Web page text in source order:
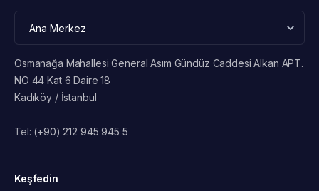
Osmanağa Mahallesi General Asım Gündüz Caddesi Alkan APT.
NO 44 Kat 6 Daire 18
Kadıköy / İstanbul
Tel: (+90) 212 945 945 5
Keşfedin